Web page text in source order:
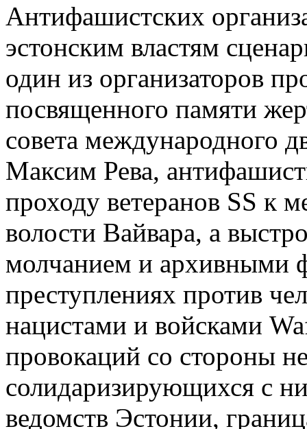
Антифашистских
эстонским властям
один из организаторов
посвященного памяти
совета международного
Максим Рева,
проходу ветеранов SS к
волости Вайвара, а
молчанием и архивными
преступлениях против
нацистами и войсками
провокаций со стороны
солидаризирующихся с
ведомств Эстонии,